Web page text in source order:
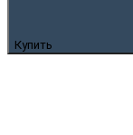
Купить